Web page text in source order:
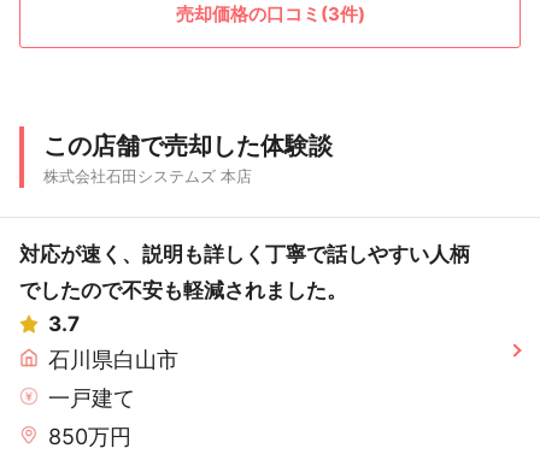
売却価格の口コミ(3件)
この店舗で売却した体験談
株式会社石田システムズ 本店
対応が速く、説明も詳しく丁寧で話しやすい人柄
でしたので不安も軽減されました。
3.7
石川県白山市
一戸建て
850万円